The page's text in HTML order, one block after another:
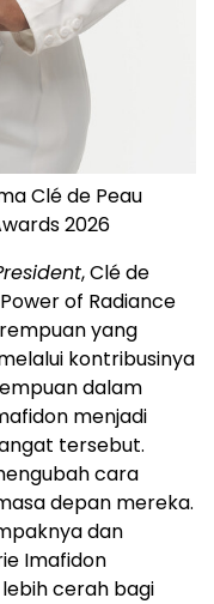
Clé de Peau
2026
, Clé de
of Radiance
yang
kontribusinya
dalam
menjadi
tersebut.
cara
depan mereka.
dan
Imafidon
cerah bagi